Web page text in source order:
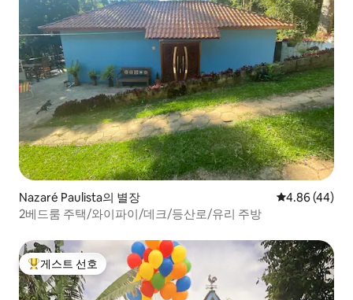
Nazaré Paulista의 별장 평점 4.86점(5
4.86 (44)
2베드룸 주택/와이파이/데크/등산로/유리 주방
상위 게스트 선호
게스트 선호